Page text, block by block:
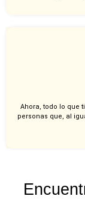
Ahora, todo lo que
personas que, al